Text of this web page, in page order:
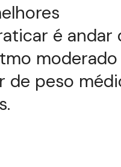
é andar
moderado
de peso